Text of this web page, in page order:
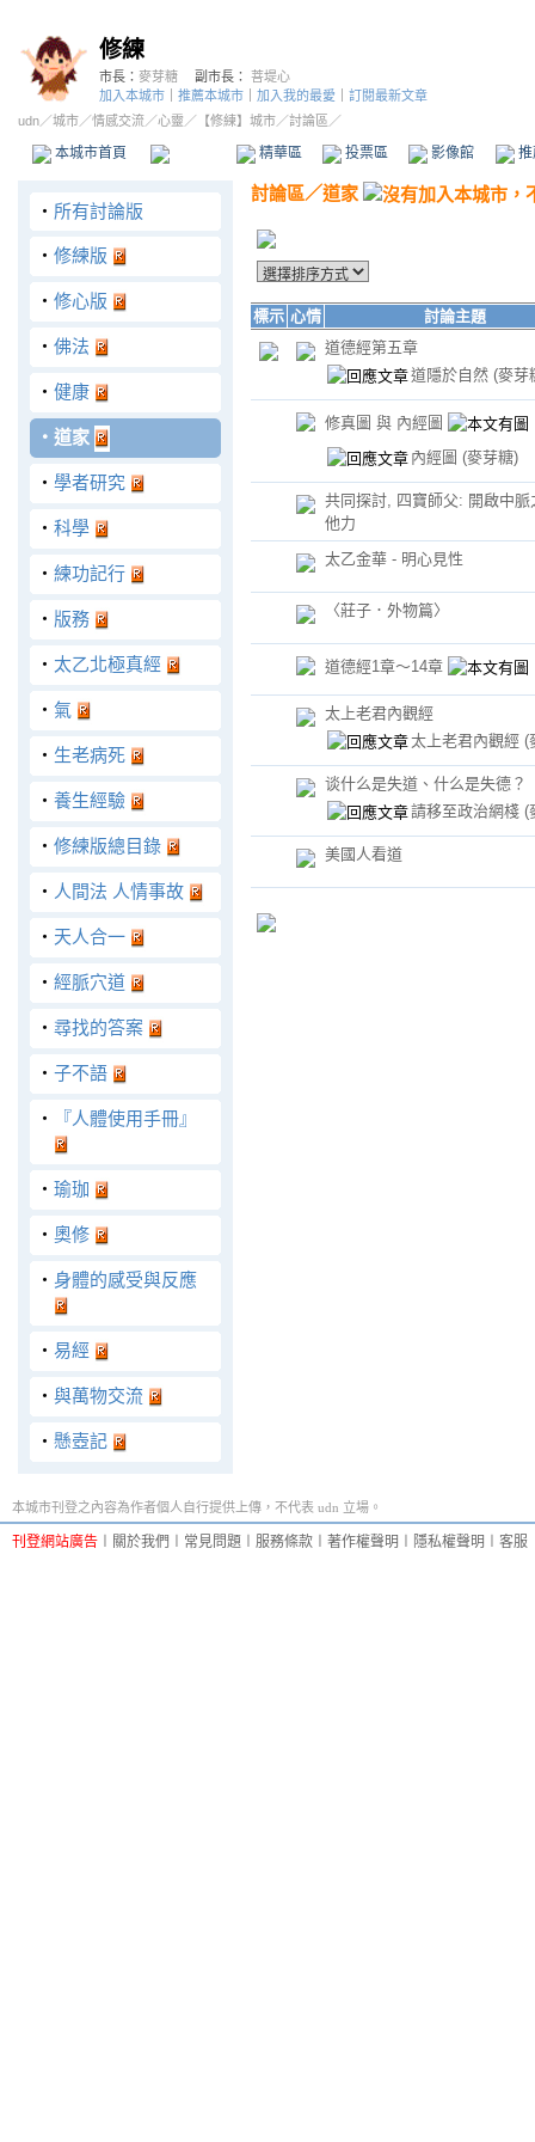
修練
市長： 麥芽糖 副市長： 菩堤心
加入本城市
推薦本城市 加入我的最愛
訂閱最新文章
udn／城市／情感交流／心靈 ／ 【修練】城市／討論區／
本城市首頁 精華區 投票區 影像館
‧ 所有討論版
‧ 修練版
‧ 修心版
‧ 佛法
‧ 健康
‧ 道家
‧ 學者研究
‧ 科學
‧ 練功記行
‧ 版務
‧ 太乙北極真經
‧ 氣
‧ 生老病死
‧ 養生經驗
‧ 修練版總目錄
‧ 人間法 人情事故
‧ 天人合一
‧ 經脈穴道
‧ 尋找的答案
‧ 子不語
‧ 『人體使用手冊』
‧ 瑜珈
‧ 奧修
‧ 身體的感受與反應
‧ 易經
‧ 與萬物交流
‧ 懸壺記
討論區／道家
標示 心情
討論主題
道德經第五章
道隱於自然 (麥芽
修真圖 與 內經圖
內經圖 (麥芽糖)
共同探討, 四寶師父: 開啟中脈
他力
太乙金華 - 明心見性
〈莊子．外物篇〉
道德經1章～14章
太上老君內觀經
太上老君內觀經 (
谈什么是失道、什么是失德？
請移至政治網棧 (
美國人看道
本城市刊登之內容為作者個人自行提供上傳，不代表 udn 立場。
刊登網站廣告 關於我們 常見問題 服務條款 著作權聲明 隱私權聲明 客服